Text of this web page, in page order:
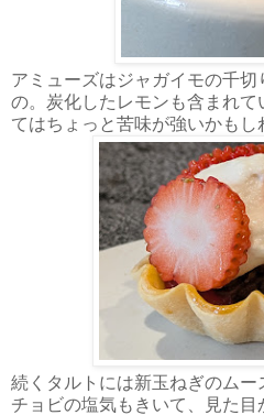
アミューズはジャガイモの千
の。炭化したレモンも含まれ
てはちょっと苦味が強いかもし
続くタルトには新玉ねぎのム
チョビの塩気もきいて、見た